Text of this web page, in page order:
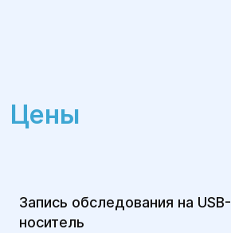
Цены
Запись обследования на USB-
носитель